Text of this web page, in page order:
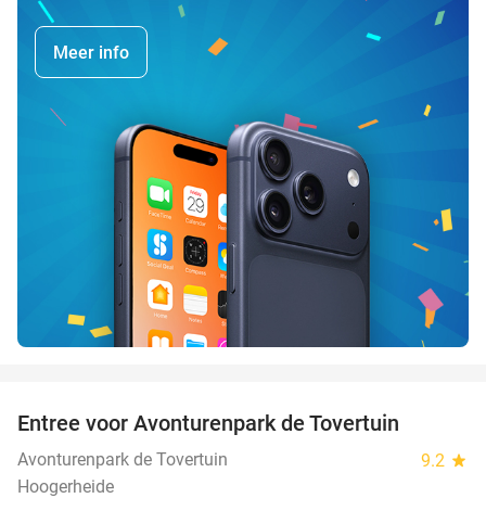
Meer info
Entree voor Avonturenpark de Tovertuin
Avonturenpark de Tovertuin 9.2 star
Hoogerheide